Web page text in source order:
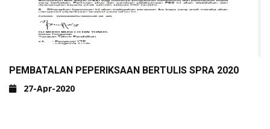
DI DALAM GOOGLE CLASSROOM MENGGUNAKAN
BROWSER DI LAPTOP / PC.
6. PANDUAN PELAJAR MENJAWAB ASSIGNMENT DI
BROWSER DI LAPTOP / PC (BAHAGIAN 3)
TELEGRAM HELPDESK GOOGLE CLASSROOM
PEMBATALAN PEPERIKSAAN BERTULIS SPRA 2020
27-Apr-2020